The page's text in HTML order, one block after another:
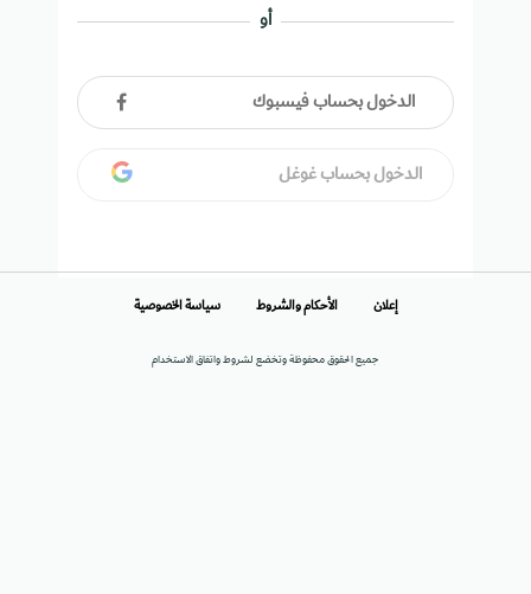
أو
الدخول بحساب فيسبوك
الدخول بحساب غوغل
جميع الحقوق محفوظة وتخضع لشروط واتفاق الاستخدام
إعلان الأحكام والشروط سياسة الخصوصية